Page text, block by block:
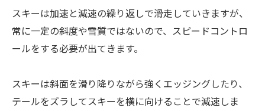
スキーは加速と減速の繰り返しで滑走していきますが、
常に一定の斜度や雪質ではないので、スピードコントロ
ールをする必要が出てきます。
スキーは斜面を滑り降りながら強くエッジングしたり、
テールをズラしてスキーを横に向けることで減速しま